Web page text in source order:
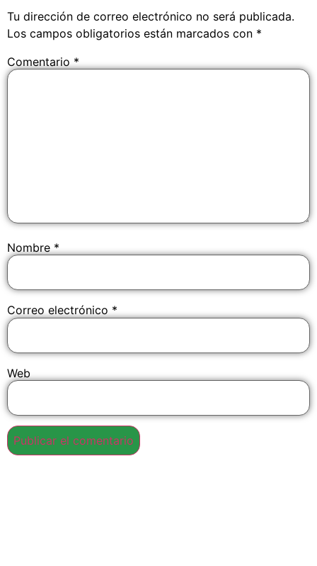
Tu dirección de correo electrónico no será publicada.
Los campos obligatorios están marcados con *
Comentario *
Nombre *
Correo electrónico *
Web